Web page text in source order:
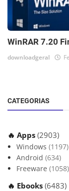
WinRAR 7.20
downloadgeral
CATEGORIAS
🔥 Apps (2903)
Windows (1197)
Android (634)
Freeware (1058)
🔥 Ebooks (6483)